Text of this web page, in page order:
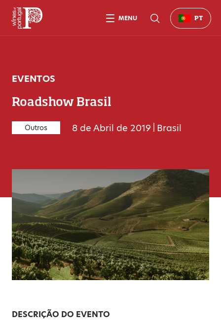
EVENTOS
Roadshow Brasil
Outros 8 de Abril de 2019 Brasil
DESCRIÇÃO DO EVENTO
MENU PT